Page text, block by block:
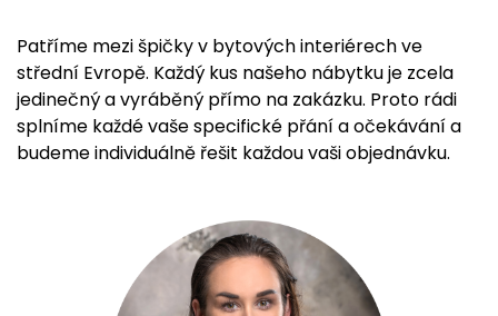
Patříme mezi špičky v bytových interiérech ve
střední Evropě. Každý kus našeho nábytku je zcela
jedinečný a vyráběný přímo na zakázku. Proto rádi
splníme každé vaše specifické přání a očekávání a
budeme individuálně řešit každou vaši objednávku.